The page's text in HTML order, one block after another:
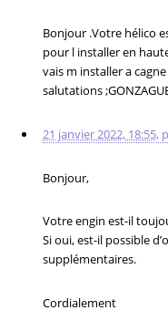
Bonjour .Votre hélico
pour l installer en
vais m installer a
salutations
21 janvier 2022, 18:55,
Bonjour,
Votre engin est-il
Si oui, est-il possible
supplémentaires.
Cordialement